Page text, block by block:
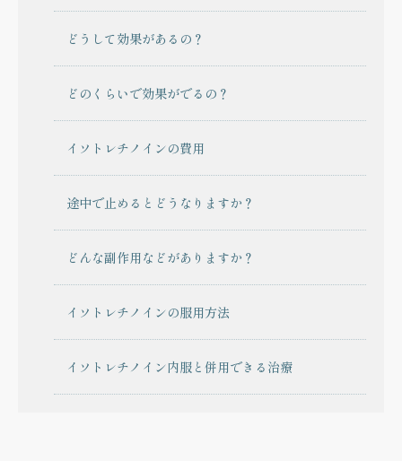
どうして効果があるの？
どのくらいで効果がでるの？
イソトレチノインの費用
途中で止めるとどうなりますか？
どんな副作用などがありますか？
イソトレチノインの服用方法
イソトレチノイン内服と併用できる治療